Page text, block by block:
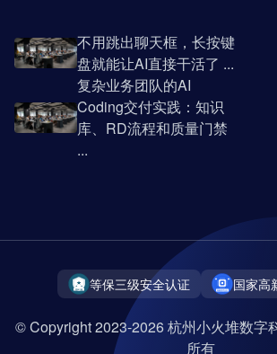
不用跳出聊天框，长按键
盘就能让AI直接干活了 ...
复杂业务团队的AI
Coding交付实践：知识
库、RD流程和质量门禁
...
等保三级安全认证 国家高
© Copyright 2023-2026 杭州小火堆数字
所有